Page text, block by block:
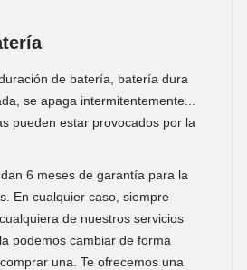
de batería, batería dura
se apaga intermitentemente...
pueden estar provocados por la
6 meses de garantía para la
En cualquier caso, siempre
de nuestros servicios
podemos cambiar de forma
una. Te ofrecemos una